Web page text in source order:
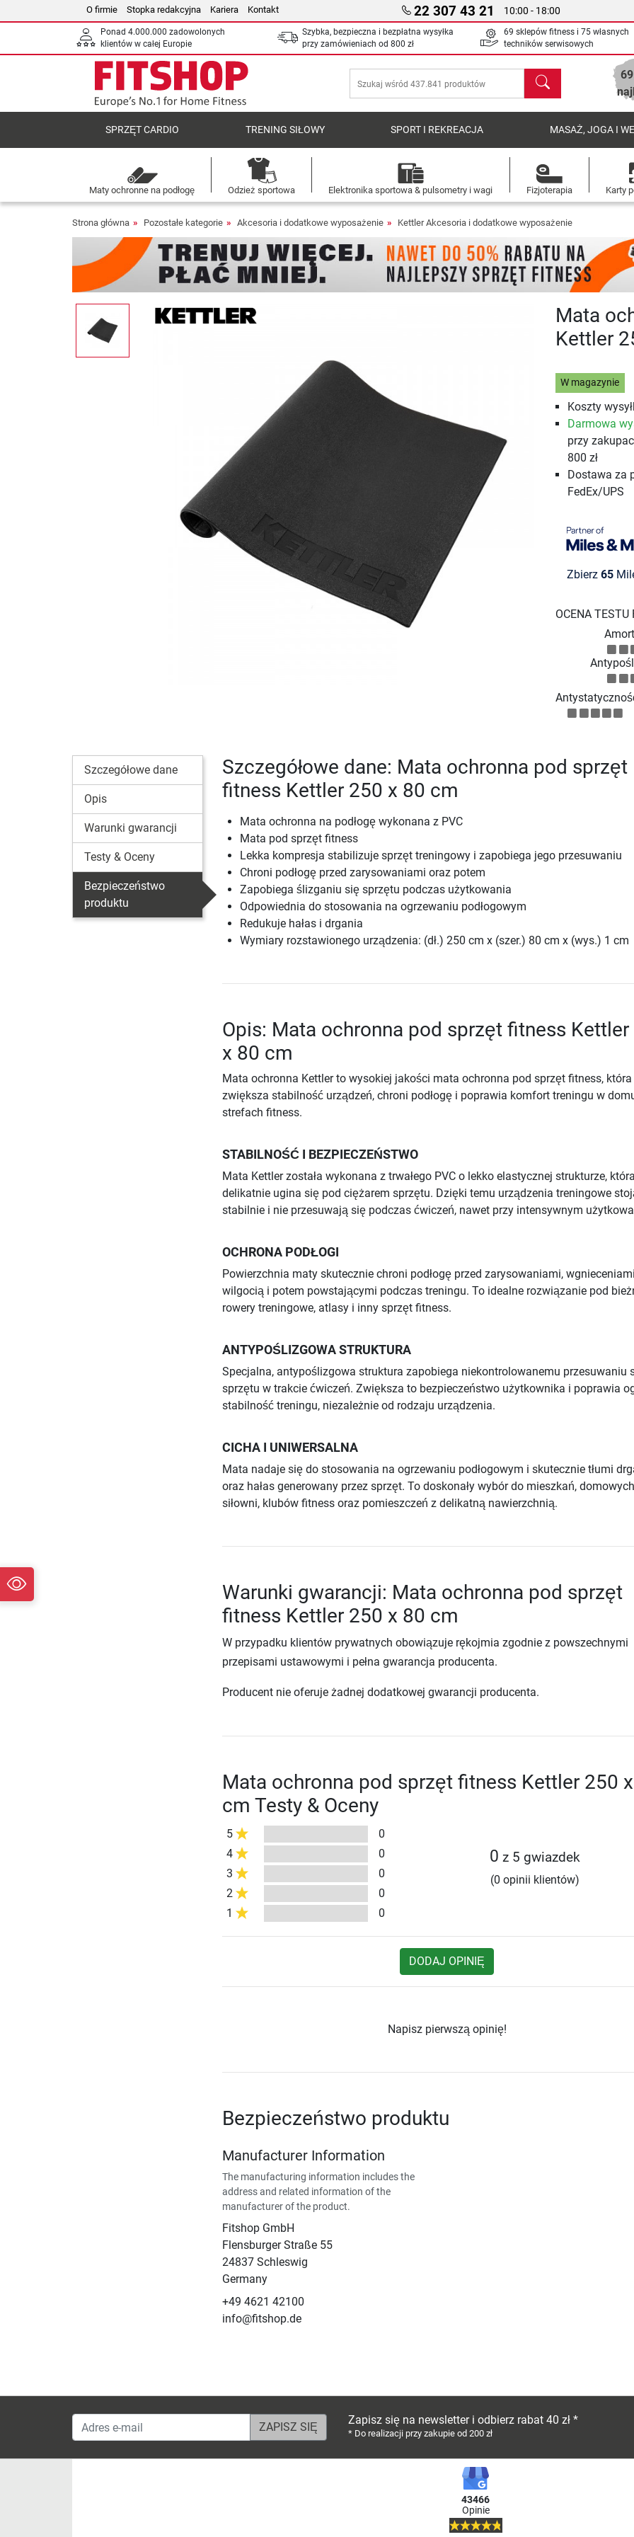
O firmie Stopka redakcyjna Kariera Kontakt 22 307 43 21 10:00 - 18:00
Ponad 4.000.000 zadowolonych
klientów w całej Europie
Szybka, bezpieczna i bezpłatna wysyłka
przy zamówieniach od 800 zł
69 sklepów fitness i 75 własnych
techników serwisowych
Szukaj
SPRZĘT CARDIO TRENING SIŁOWY SPORT I REKREACJA MASAŻ, JOGA I
Maty ochronne na podłogę Odzież sportowa Elektronika sportowa & pulsometry i wagi Fizjoterapia Karty
Strona główna Pozostałe kategorie Akcesoria i dodatkowe wyposażenie Kettler Akcesoria i dodatkowe wyposażenie
Mata
Kettler
W magazynie
Koszty
Darmowa
przy
800 zł
Dostawa za
FedEx/UPS
Zbierz 65
OCENA
Szczegółowe dane
Opis
Warunki gwarancji
Testy & Oceny
Bezpieczeństwo
produktu
Szczegółowe dane: Mata ochronna pod sprzęt
fitness Kettler 250 x 80 cm
Mata ochronna na podłogę wykonana z PVC
Mata pod sprzęt fitness
Lekka kompresja stabilizuje sprzęt treningowy i zapobiega jego przesuwaniu
Chroni podłogę przed zarysowaniami oraz potem
Zapobiega ślizganiu się sprzętu podczas użytkowania
Odpowiednia do stosowania na ogrzewaniu podłogowym
Redukuje hałas i drgania
Wymiary rozstawionego urządzenia: (dł.) 250 cm x (szer.) 80 cm x (wys.) 1 cm
Opis: Mata ochronna pod sprzęt fitness
x 80 cm
Mata ochronna Kettler to wysokiej jakości mata ochronna pod sprzęt fitness, która
zwiększa stabilność urządzeń, chroni podłogę i poprawia komfort treningu w
strefach fitness.
STABILNOŚĆ I BEZPIECZEŃSTWO
Mata Kettler została wykonana z trwałego PVC o lekko elastycznej strukturze,
delikatnie ugina się pod ciężarem sprzętu. Dzięki temu urządzenia treningowe
stabilnie i nie przesuwają się podczas ćwiczeń, nawet przy intensywnym
OCHRONA PODŁOGI
Powierzchnia maty skutecznie chroni podłogę przed zarysowaniami,
wilgocią i potem powstającymi podczas treningu. To idealne rozwiązanie pod
rowery treningowe, atlasy i inny sprzęt fitness.
ANTYPOŚLIZGOWA STRUKTURA
Specjalna, antypoślizgowa struktura zapobiega niekontrolowanemu przesuwaniu
sprzętu w trakcie ćwiczeń. Zwiększa to bezpieczeństwo użytkownika i poprawia
stabilność treningu, niezależnie od rodzaju urządzenia.
CICHA I UNIWERSALNA
Mata nadaje się do stosowania na ogrzewaniu podłogowym i skutecznie tłumi
oraz hałas generowany przez sprzęt. To doskonały wybór do mieszkań, domowych
siłowni, klubów fitness oraz pomieszczeń z delikatną nawierzchnią.
Warunki gwarancji: Mata ochronna pod sprzęt
fitness Kettler 250 x 80 cm
W przypadku klientów prywatnych obowiązuje rękojmia zgodnie z powszechnymi
przepisami ustawowymi i pełna gwarancja producenta.
Producent nie oferuje żadnej dodatkowej gwarancji producenta.
Mata ochronna pod sprzęt fitness Kettler 250
cm Testy & Oceny
5
0
4
0
3
0
2
0
1
0
0 z 5 gwiazdek
(0 opinii klientów)
DODAJ OPINIĘ
Napisz pierwszą opinię!
Bezpieczeństwo produktu
Manufacturer Information
The manufacturing information includes the
address and related information of the
manufacturer of the product.
Fitshop GmbH
Flensburger Straße 55
24837 Schleswig
Germany
+49 4621 42100
info@fitshop.de
Adres e-mail Zapisz się na newsletter i odbierz rabat 40 zł *
* Do realizacji przy zakupie od 200 zł
43466
Opinie